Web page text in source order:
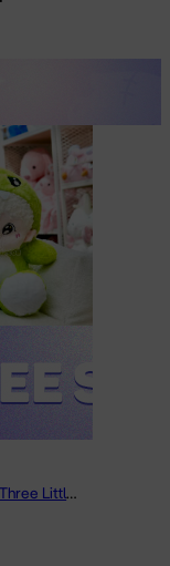
Gấu Bông Baby Three Little Boy cosplay Khủng Long xanh lá